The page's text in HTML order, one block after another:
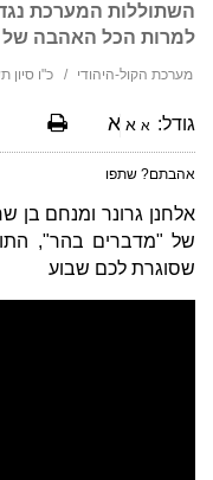
השתוללות המערכת
למרות הכל האהבה
מערכת הקול-היהודי כ"ו סיון תשפ"ו -
גודל: א א א
אהבתם? שתפו
אלחנן גרונר ומנחם
של "מדברים בהר",
שסוגרת לכם שבוע